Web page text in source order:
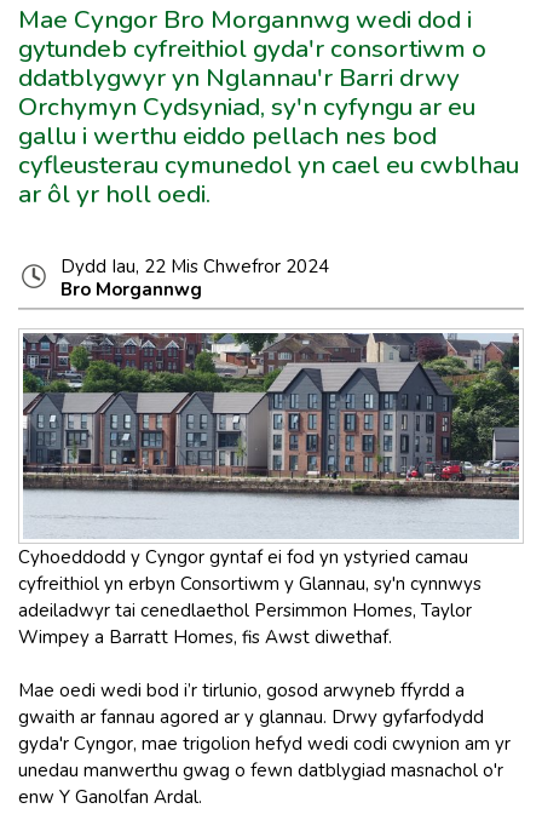
Mae Cyngor Bro Morgannwg wedi dod i
gytundeb cyfreithiol gyda'r consortiwm o
ddatblygwyr yn Nglannau'r Barri drwy
Orchymyn Cydsyniad, sy'n cyfyngu ar eu
gallu i werthu eiddo pellach nes bod
cyfleusterau cymunedol yn cael eu cwblhau
ar ôl yr holl oedi.
Dydd Iau, 22 Mis Chwefror 2024
Bro Morgannwg
Cyhoeddodd y Cyngor gyntaf ei fod yn ystyried camau
cyfreithiol yn erbyn Consortiwm y Glannau, sy'n cynnwys
adeiladwyr tai cenedlaethol Persimmon Homes, Taylor
Wimpey a Barratt Homes, fis Awst diwethaf.
Mae oedi wedi bod i’r tirlunio, gosod arwyneb ffyrdd a
gwaith ar fannau agored ar y glannau. Drwy gyfarfodydd
gyda'r Cyngor, mae trigolion hefyd wedi codi cwynion am yr
unedau manwerthu gwag o fewn datblygiad masnachol o'r
enw Y Ganolfan Ardal.